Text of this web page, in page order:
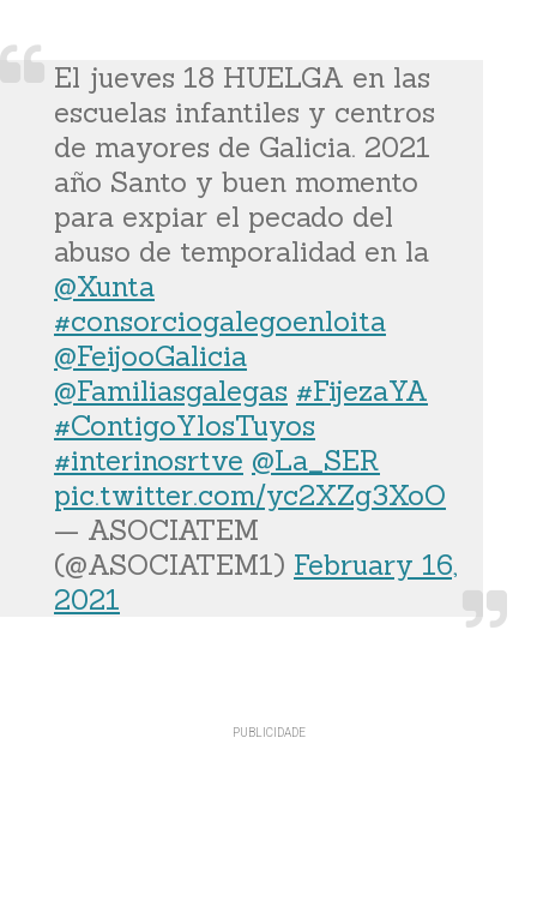
El jueves 18 HUELGA en las
escuelas infantiles y centros
de mayores de Galicia. 2021
año Santo y buen momento
para expiar el pecado del
abuso de temporalidad en la
@Xunta
#consorciogalegoenloita
@FeijooGalicia
@Familiasgalegas #FijezaYA
#ContigoYlosTuyos
#interinosrtve @La_SER
pic.twitter.com/yc2XZg3XoO
— ASOCIATEM
(@ASOCIATEM1) February 16,
2021